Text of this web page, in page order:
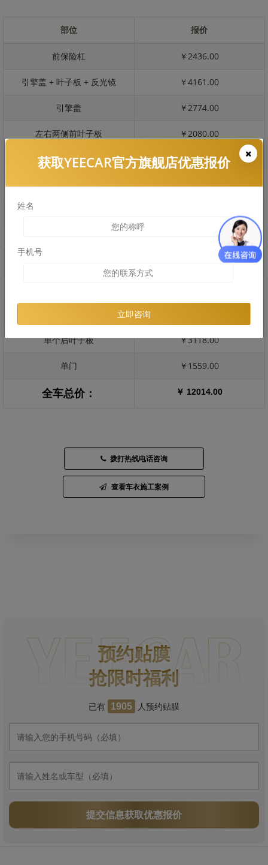
部位 报价
前保险杠 ￥2436.00
引擎盖 + 叶子板 + 反光镜 ￥4161.00
引擎盖 ￥2774.00
左右两侧前叶子板 ￥2080.00
反光镜 ￥415.00
后保险杠 ￥2091.00
￥1485.00
单个后叶子板 ￥3118.00
单门 ￥1559.00
全车总价： ￥ 12014.00
拨打热线电话咨询
查看车衣施工案例
预约贴膜
抢限时福利
已有 1905 人预约贴膜
提交信息获取优惠报价
获取YEECAR官方旗舰店优惠报价
姓名
手机号
立即咨询